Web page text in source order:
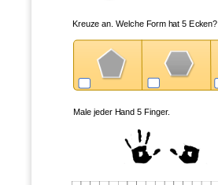
Kreuze an. Welche Form hat 5 Ecken?
Male jeder Hand 5 Finger.